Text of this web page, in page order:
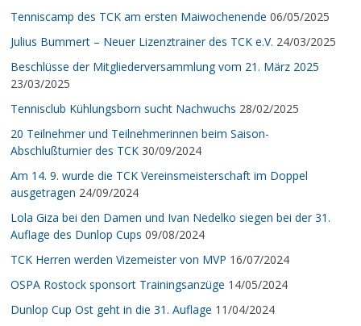
Tenniscamp des TCK am ersten Maiwochenende 06/05/2025
Julius Bummert – Neuer Lizenztrainer des TCK e.V. 24/03/2025
Beschlüsse der Mitgliederversammlung vom 21. März 2025
23/03/2025
Tennisclub Kühlungsborn sucht Nachwuchs 28/02/2025
20 Teilnehmer und Teilnehmerinnen beim Saison-
Abschlußturnier des TCK 30/09/2024
Am 14. 9. wurde die TCK Vereinsmeisterschaft im Doppel
ausgetragen 24/09/2024
Lola Giza bei den Damen und Ivan Nedelko siegen bei der 31.
Auflage des Dunlop Cups 09/08/2024
TCK Herren werden Vizemeister von MVP 16/07/2024
OSPA Rostock sponsort Trainingsanzüge 14/05/2024
Dunlop Cup Ost geht in die 31. Auflage 11/04/2024